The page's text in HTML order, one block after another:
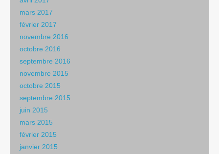
mars 2017
février 2017
novembre 2016
octobre 2016
septembre 2016
novembre 2015
octobre 2015
septembre 2015
juin 2015
mars 2015
février 2015
janvier 2015